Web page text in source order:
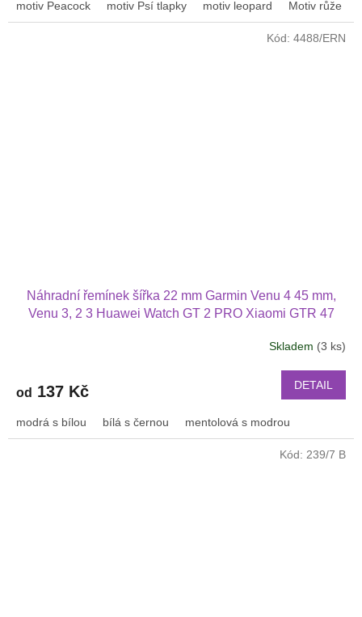
motiv Peacock motiv Psí tlapky motiv leopard Motiv růže
Náhradní řemínek šířka 22 mm Garmin Venu 4 45 mm,
Venu 3, 2 3 Huawei Watch GT 2 PRO Xiaomi GTR 47
Skladem (3 ks)
od 137 Kč DETAIL
modrá s bílou bílá s černou mentolová s modrou
Kód: 4488/ERN
Kód: 239/7 B